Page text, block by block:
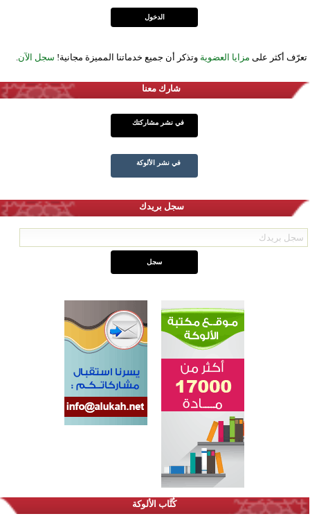
تعرّف أكثر على مزايا العضوية وتذكر أن جميع خدماتنا المميزة مجانية! سجل الآن
شارك معنا
في نشر مشاركتك
في نشر الألوكة
سجل بريدك
كُتَّاب الألوكة